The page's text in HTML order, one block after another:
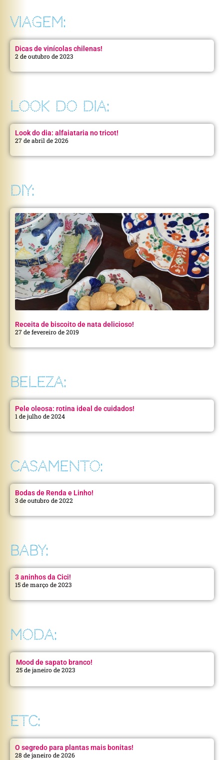
VIAGEM:
Dicas de vinícolas chilenas!
2 de outubro de 2023
LOOK DO DIA:
Look do dia: alfaiataria no tricot!
27 de abril de 2026
DIY:
Receita de biscoito de nata delicioso!
27 de fevereiro de 2019
BELEZA:
Pele oleosa: rotina ideal de cuidados!
1 de julho de 2024
CASAMENTO:
Bodas de Renda e Linho!
3 de outubro de 2022
BABY:
3 aninhos da Cici!
15 de março de 2023
MODA:
Mood de sapato branco!
25 de janeiro de 2023
ETC:
O segredo para plantas mais bonitas!
28 de janeiro de 2026